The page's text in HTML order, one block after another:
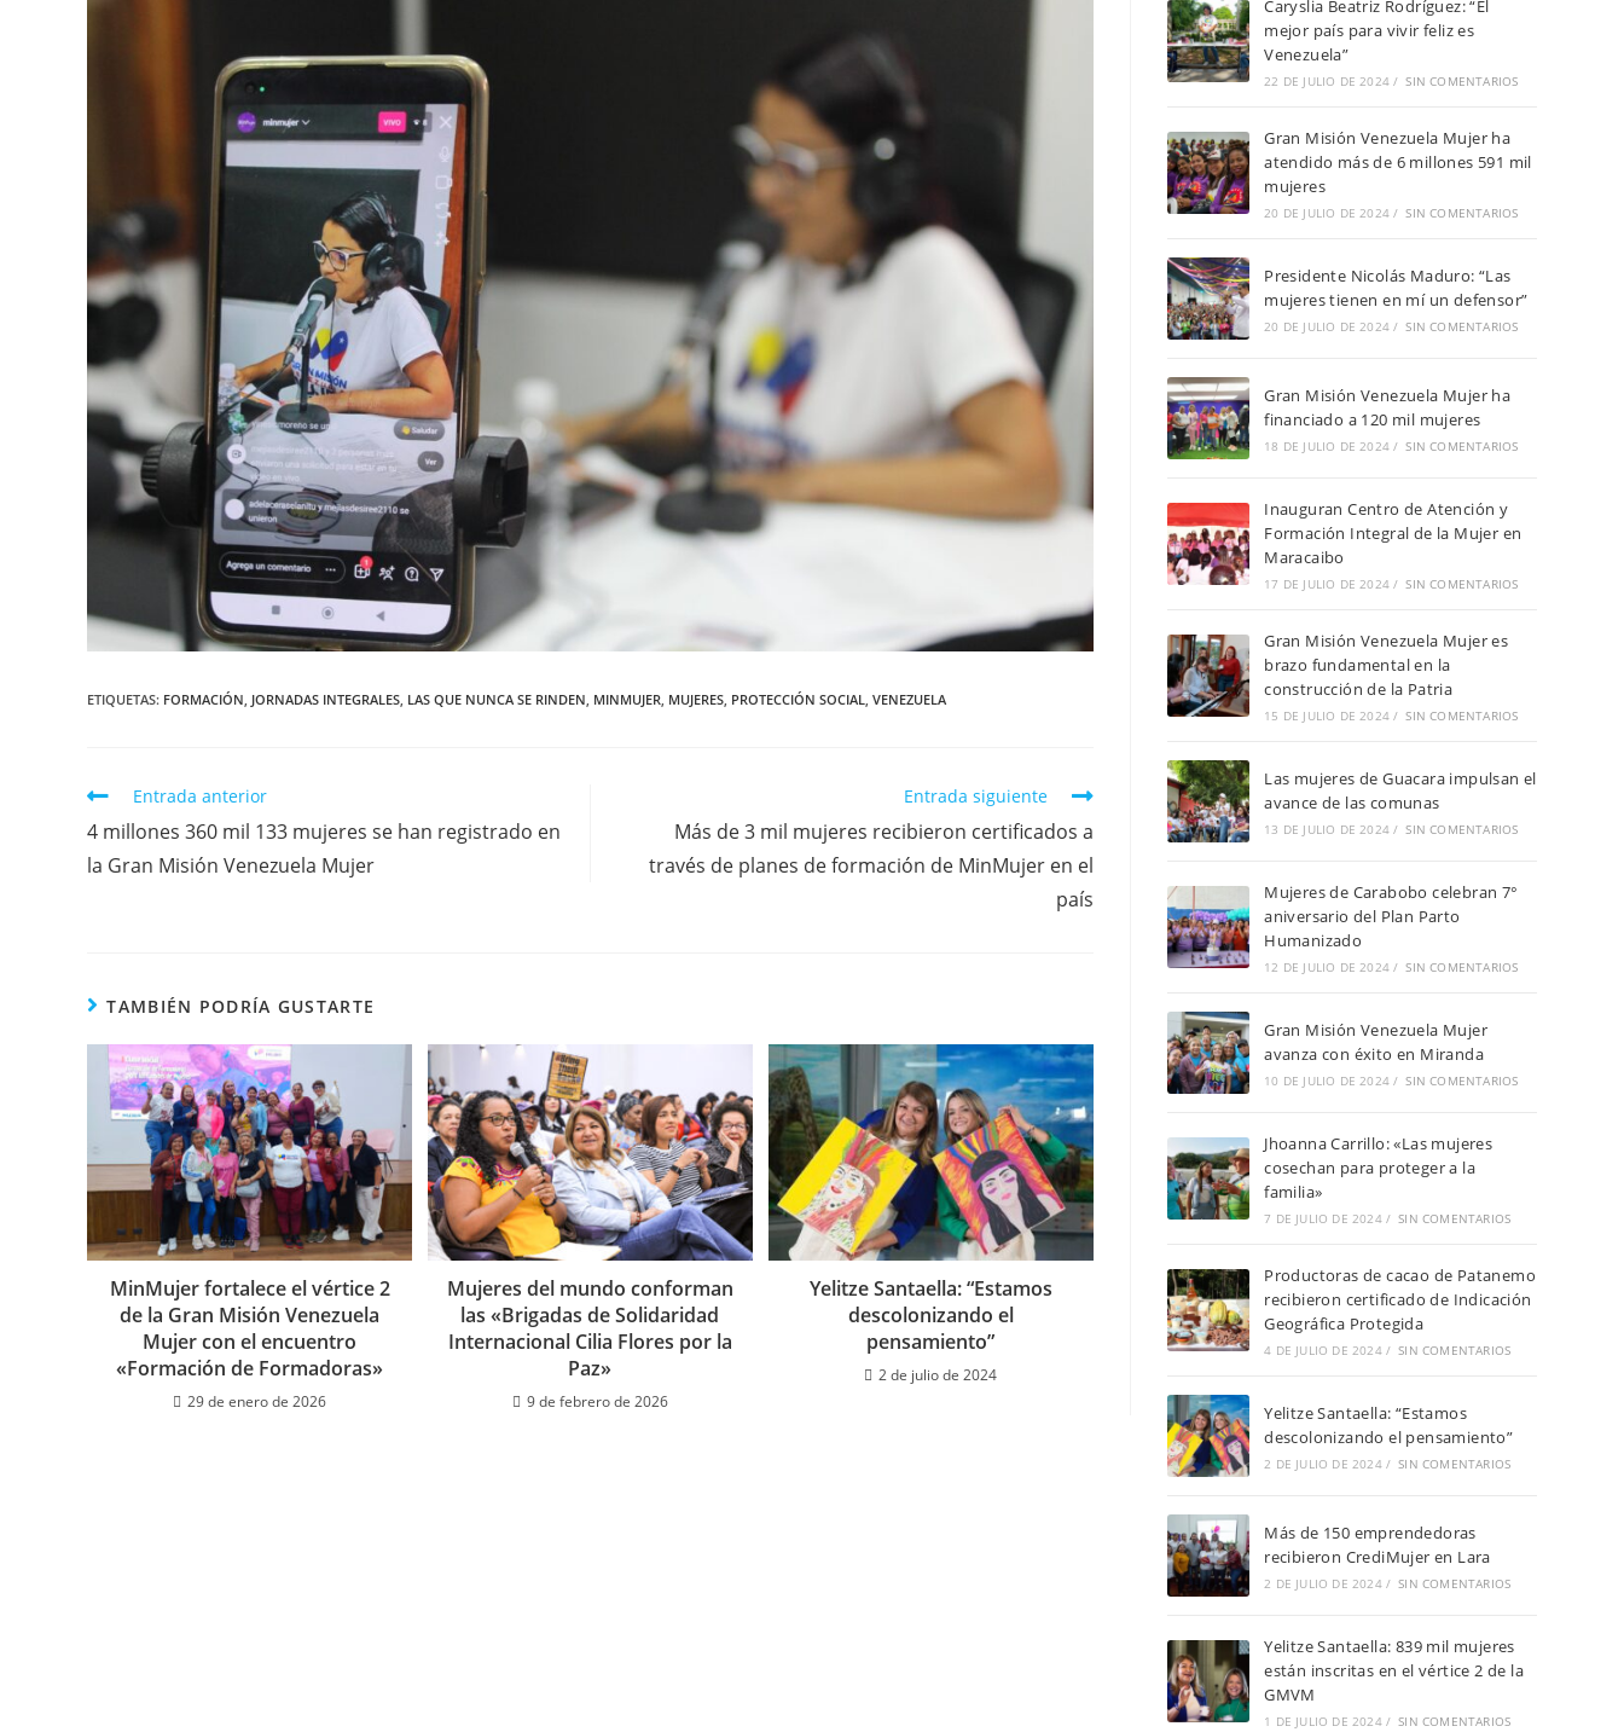
ETIQUETAS: FORMACIÓN JORNADAS INTEGRALES LAS QUE NUNCA SE RINDEN MINMUJER MUJERES PROTECCIÓN SOCIAL VENEZUELA
Entrada anterior
4 millones 360 mil 133 mujeres se han registrado en
la Gran Misión Venezuela Mujer
Entrada siguiente
Más de 3 mil mujeres recibieron certificados a
través de planes de formación de MinMujer en el
país
TAMBIÉN PODRÍA GUSTARTE
MinMujer fortalece el vértice 2
de la Gran Misión Venezuela
Mujer con el encuentro
«Formación de Formadoras»
29 de enero de 2026
Mujeres del mundo conforman
las «Brigadas de Solidaridad
Internacional Cilia Flores por la
Paz»
9 de febrero de 2026
Yelitze Santaella: “Estamos
descolonizando el
pensamiento”
2 de julio de 2024
Caryslia Beatriz Rodríguez: “El
mejor país para vivir feliz es
Venezuela”
22 DE JULIO DE 2024 / SIN COMENTARIOS
Gran Misión Venezuela Mujer ha
atendido más de 6 millones 591 mil
mujeres
20 DE JULIO DE 2024 / SIN COMENTARIOS
Presidente Nicolás Maduro: “Las
mujeres tienen en mí un defensor”
20 DE JULIO DE 2024 / SIN COMENTARIOS
Gran Misión Venezuela Mujer ha
financiado a 120 mil mujeres
18 DE JULIO DE 2024 / SIN COMENTARIOS
Inauguran Centro de Atención y
Formación Integral de la Mujer en
Maracaibo
17 DE JULIO DE 2024 / SIN COMENTARIOS
Gran Misión Venezuela Mujer es
brazo fundamental en la
construcción de la Patria
15 DE JULIO DE 2024 / SIN COMENTARIOS
Las mujeres de Guacara impulsan el
avance de las comunas
13 DE JULIO DE 2024 / SIN COMENTARIOS
Mujeres de Carabobo celebran 7°
aniversario del Plan Parto
Humanizado
12 DE JULIO DE 2024 / SIN COMENTARIOS
Gran Misión Venezuela Mujer
avanza con éxito en Miranda
10 DE JULIO DE 2024 / SIN COMENTARIOS
Jhoanna Carrillo: «Las mujeres
cosechan para proteger a la
familia»
7 DE JULIO DE 2024 / SIN COMENTARIOS
Productoras de cacao de Patanemo
recibieron certificado de Indicación
Geográfica Protegida
4 DE JULIO DE 2024 / SIN COMENTARIOS
Yelitze Santaella: “Estamos
descolonizando el pensamiento”
2 DE JULIO DE 2024 / SIN COMENTARIOS
Más de 150 emprendedoras
recibieron CrediMujer en Lara
2 DE JULIO DE 2024 / SIN COMENTARIOS
Yelitze Santaella: 839 mil mujeres
están inscritas en el vértice 2 de la
GMVM
1 DE JULIO DE 2024 / SIN COMENTARIOS